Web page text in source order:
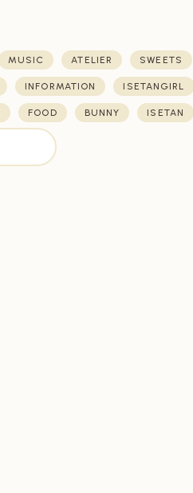
MUSIC ATELIER SWEETS
INFORMATION ISETANGIRL
FOOD BUNNY ISETAN